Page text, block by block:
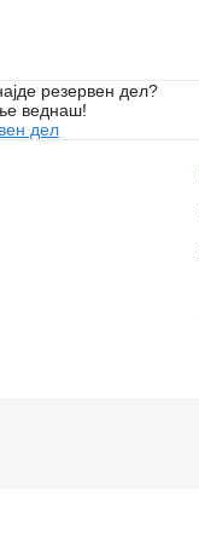
резервен дел?
веднаш!
дел